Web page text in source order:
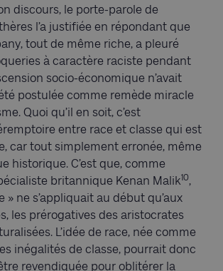
discours, le porte-parole de
l’a justifiée en répondant que
tout de même riche, a pleuré
à caractère raciste pendant
socio-économique n’avait
postulée comme remède miracle
Quoi qu’il en soit, c’est
entre race et classe qui est
car tout simplement erronée, même
historique. C’est que, comme
britannique Kenan Malik10,
» ne s’appliquait au début qu’aux
les prérogatives des aristocrates
L’idée de race, née comme
inégalités de classe, pourrait donc
revendiquée pour oblitérer la